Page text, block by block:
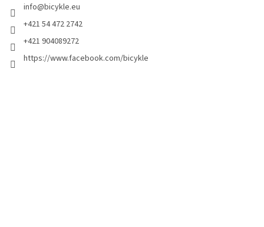
info@bicykle.eu
+421 54 472 2742
+421 904089272
https://www.facebook.com/bicykle